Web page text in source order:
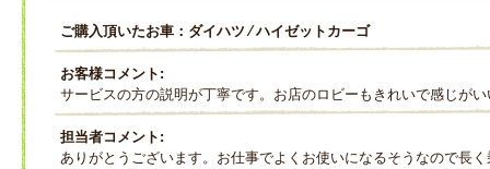
ご購入頂いたお車：ダイハツ ⁄ ハイゼットカーゴ
お客様コメント:
サービスの方の説明が丁寧です。お店のロビーもきれいで感じが
担当者コメント:
ありがとうございます。お仕事でよくお使いになるそうなので長